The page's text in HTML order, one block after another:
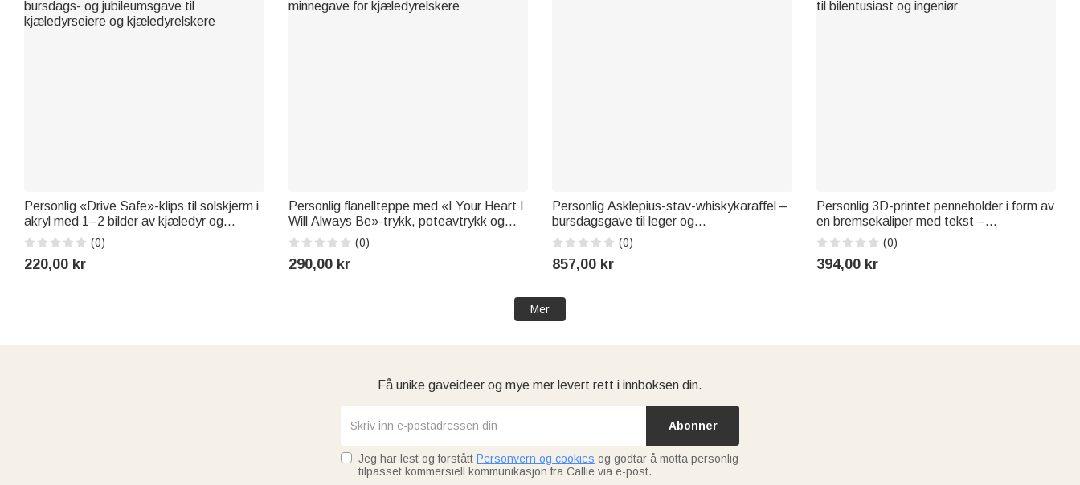
Personlig «Drive Safe»-klips til solskjerm i
akryl med 1–2 bilder av kjæledyr og
poteavtrykk, med tekst – bursdags- og
jubileumsgave til kjæledyrseiere og
kjæledyrelskere
(0)
220,00 kr
Personlig flanellteppe med «I Your Heart I
Will Always Be»-trykk, poteavtrykk og
navn – bursdags- eller minnegave for
kjæledyrelskere
(0)
290,00 kr
Personlig Asklepius-stav-whiskykaraffel –
bursdagsgave til leger og
whiskyentusiaster
(0)
857,00 kr
Personlig 3D-printet penneholder i form av
en bremsekaliper med tekst –
skrivebordsdekorasjon og bursdagsgave
til bilentusiast og ingeniør
(0)
394,00 kr
Mer
Få unike gaveideer og mye mer levert rett i innboksen din.
Abonner
Jeg har lest og forstått Personvern og cookies og godtar å motta personlig
tilpasset kommersiell kommunikasjon fra Callie via e-post.